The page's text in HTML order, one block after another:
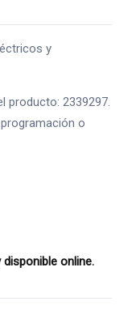
y
producto: 2339297.
o
disponible online.